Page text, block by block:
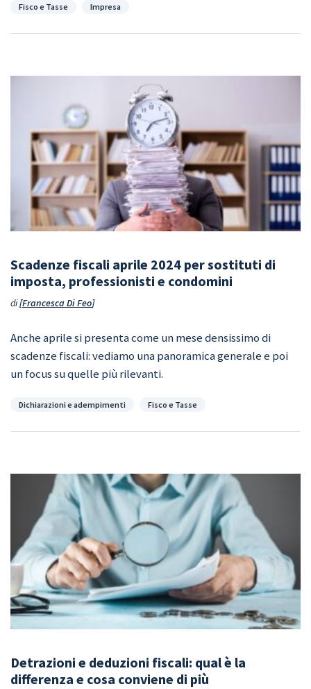
Categorie
Fisco e Tasse Impresa
Scadenze fiscali aprile 2024 per sostituti di
imposta, professionisti e condomini
di Francesca Di Feo
Anche aprile si presenta come un mese densissimo di
scadenze fiscali: vediamo una panoramica generale e poi
un focus su quelle più rilevanti.
Categorie
Dichiarazioni e adempimenti Fisco e Tasse
Detrazioni e deduzioni fiscali: qual è la
differenza e cosa conviene di più